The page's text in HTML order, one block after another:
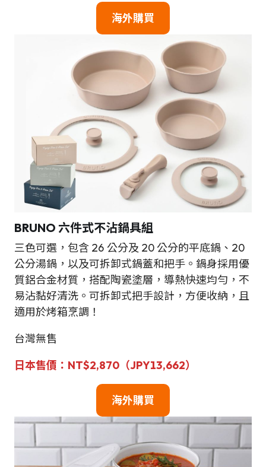
海外購買
BRUNO 六件式不沾鍋具組
三色可選，包含 26 公分及 20 公分的平底鍋、20
公分湯鍋，以及可拆卸式鍋蓋和把手。鍋身採用優
質鋁合金材質，搭配陶瓷塗層，導熱快速均勻，不
易沾黏好清洗。可拆卸式把手設計，方便收納，且
適用於烤箱烹調！
台灣無售
日本售價：NT$2,870（JPY13,662）
海外購買